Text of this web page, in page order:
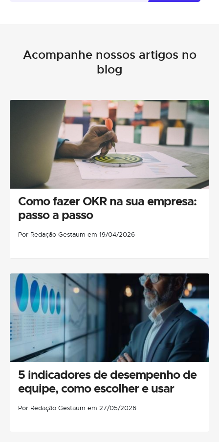
Acompanhe nossos artigos no
blog
Como fazer OKR na sua empresa:
passo a passo
Por Redação Gestaum em 19/04/2026
5 indicadores de desempenho de
equipe, como escolher e usar
Por Redação Gestaum em 27/05/2026